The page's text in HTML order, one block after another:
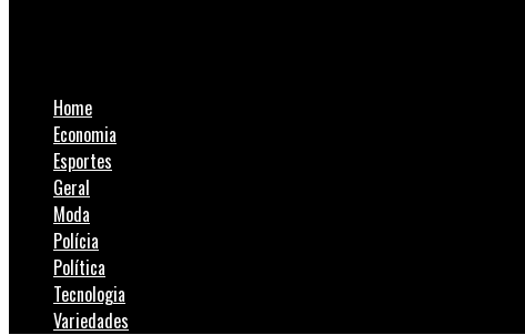
Home
Economia
Esportes
Geral
Moda
Polícia
Política
Tecnologia
Variedades